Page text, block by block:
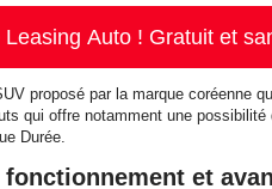
Auto ! Gratuit et
proposé par la marque coréenne
qui offre notamment une
Durée.
et